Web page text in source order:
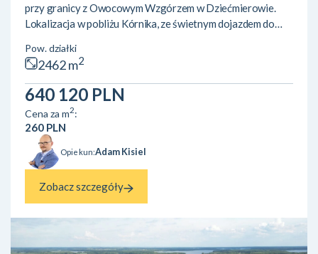
przy granicy z Owocowym Wzgórzem w Dziećmierowie.
Lokalizacja w pobliżu Kórnika, ze świetnym dojazdem do
(Skrzyneckie Małe i Duże, Kórnickie) oraz tereny zielone.
Działka jest świeżo wydzielono i znajduje się na terenie
objętym mpzp, z przeznaczeniem pod zabudowę
jednorodzinną lub usługową. poniżej fragment planu: jeden
budynek mieszkalny jednorodzinny, usługowy lub
mieszkalno-usługo...
Pow. działki
2462 m2
640 120 PLN
Cena za m2:
260 PLN
Opiekun:Adam Kisiel
Zobacz szczegóły